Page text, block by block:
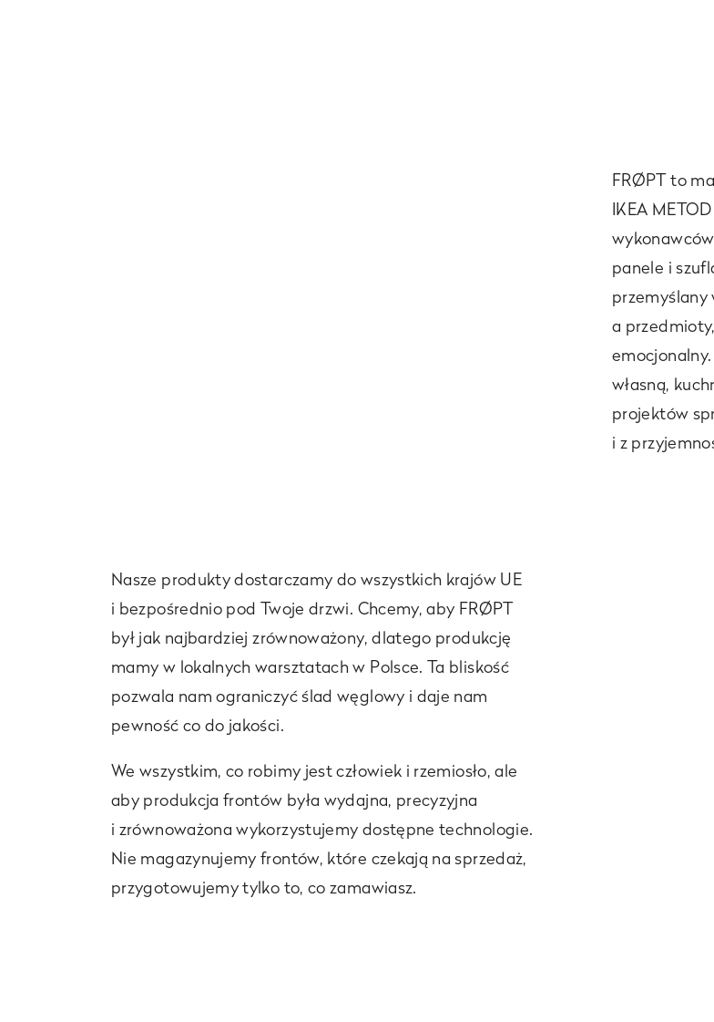
FRØPT to
IKEA
panele i
przemyślany
a
własną,
projektów
i z
Nasze produkty dostarczamy do wszystkich krajów UE
i bezpośrednio pod Twoje drzwi. Chcemy, aby FRØPT
był jak najbardziej zrównoważony, dlatego produkcję
mamy w lokalnych warsztatach w Polsce. Ta bliskość
pozwala nam ograniczyć ślad węglowy i daje nam
pewność co do jakości.
We wszystkim, co robimy jest człowiek i rzemiosło, ale
aby produkcja frontów była wydajna, precyzyjna
i zrównoważona wykorzystujemy dostępne technologie.
Nie magazynujemy frontów, które czekają na sprzedaż,
przygotowujemy tylko to, co zamawiasz.